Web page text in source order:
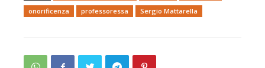
onorificenza
professoressa Sergio Mattarella